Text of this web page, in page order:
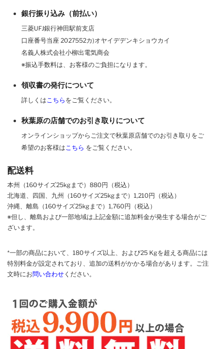
銀行振り込み（前払い）
三菱UFJ銀行神田駅前支店
口座番号当座 2027552カ)オヤイデデンキショウカイ
名義人株式会社小柳出電気商会
※振込手数料は、お客様のご負担になります。
領収書の発行について
詳しくはこちら をご覧ください。
秋葉原の店舗でのお引き取りについて
オンラインショップからご注文で秋葉原店舗でのお引き取りをご
希望のお客様はこちら をご覧ください。
配送料
本州（160サイズ25kgまで）880円（税込）
北海道、四国、九州
（160サイズ25kgまで） 1,210円（税込）
沖縄、離島 （160サイズ25kgまで） 1,760円（税込）
※但し、離島および一部地域は上記金額に追加料金が発生する場合がご
ざいます。
*一部の商品において、180サイズ以上、および25 Kgを超える商品には
特別料金が設定されており、追加の送料がかかる場合があります。 ご注
文時にお問い合わせ ください。